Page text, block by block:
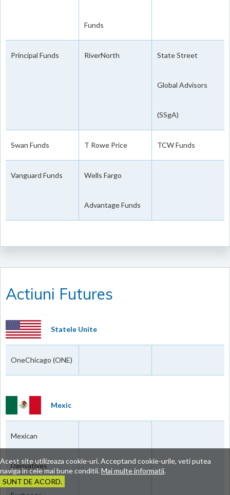
Funds
Principal Funds RiverNorth State Street
Global Advisors
(SSgA)
Swan Funds T Rowe Price TCW Funds
Vanguard Funds Wells Fargo
Advantage Funds
Actiuni Futures
Statele Unite
OneChicago (ONE)
Mexic
Mexican
Derivatives
Acest site utilizeaza cookie-uri. Acceptand cookie-urile, veti putea
naviga in cele mai bune conditii. Mai multe informatii.
SUNT DE ACORD.